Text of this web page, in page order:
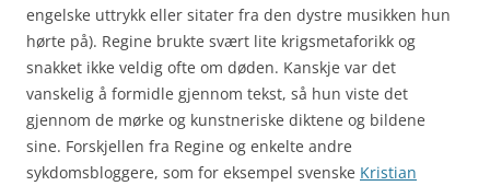
engelske uttrykk eller sitater fra den dystre musikken hun
hørte på). Regine brukte svært lite krigsmetaforikk og
snakket ikke veldig ofte om døden. Kanskje var det
vanskelig å formidle gjennom tekst, så hun viste det
gjennom de mørke og kunstneriske diktene og bildene
sine. Forskjellen fra Regine og enkelte andre
sykdomsbloggere, som for eksempel svenske Kristian